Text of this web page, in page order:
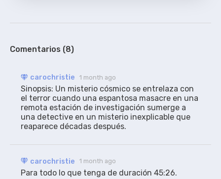
Comentarios (8)
carochristie 1 month ago
Sinopsis: Un misterio cósmico se entrelaza con
el terror cuando una espantosa masacre en una
remota estación de investigación sumerge a
una detective en un misterio inexplicable que
reaparece décadas después.
carochristie 1 month ago
Para todo lo que tenga de duración 45:26.